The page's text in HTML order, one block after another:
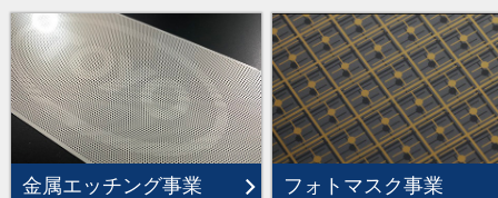
金属エッチング事業 フォトマスク事業